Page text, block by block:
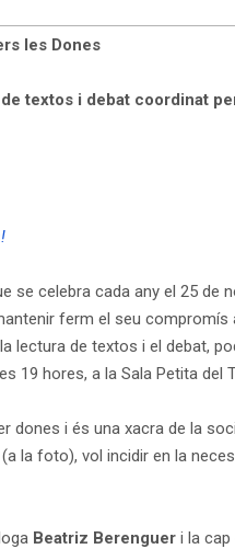
les Dones
textos i debat coordinat
celebra cada any el 25 de
ferm el seu
lectura de textos i el debat,
19 hores, a la Sala Petita del
i és una xacra de la
(a la foto), vol incidir en la
Beatriz Berenguer i la